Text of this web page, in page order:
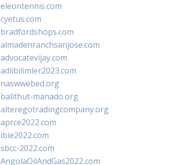
eleontennis.com
cyetus.com
bradfordshops.com
almadenranchsanjose.com
advocatevijay.com
adlibilimler2023.com
naswwebed.org
balithut-manado.org
alteregotradingcompany.org
aprce2022.com
ibie2022.com
sbcc-2022.com
AngolaOilAndGas2022.com